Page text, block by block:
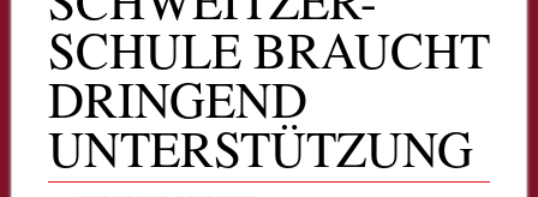
SCHULE BRAUCHT
DRINGEND
UNTERSTÜTZUNG